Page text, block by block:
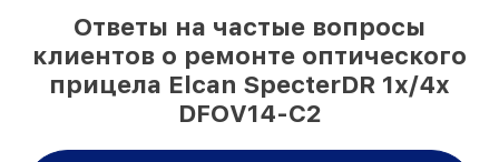
Ответы на частые вопросы
клиентов о ремонте оптического
прицела Elcan SpecterDR 1x/4x
DFOV14-C2